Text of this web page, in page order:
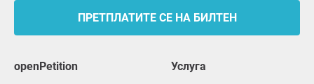
ПРЕТПЛАТИТЕ СЕ НА БИЛТЕН
openPetition
услуга